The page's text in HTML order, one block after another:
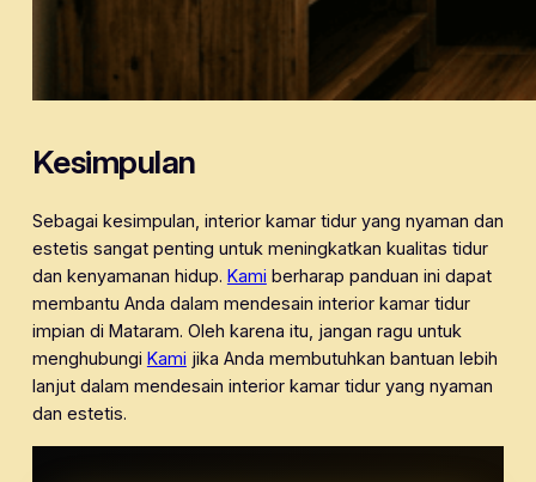
Kesimpulan
Sebagai kesimpulan, interior kamar tidur yang nyaman dan
estetis sangat penting untuk meningkatkan kualitas tidur
dan kenyamanan hidup. Kami berharap panduan ini dapat
membantu Anda dalam mendesain interior kamar tidur
impian di Mataram. Oleh karena itu, jangan ragu untuk
menghubungi Kami jika Anda membutuhkan bantuan lebih
lanjut dalam mendesain interior kamar tidur yang nyaman
dan estetis.